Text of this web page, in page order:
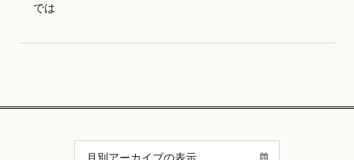
では